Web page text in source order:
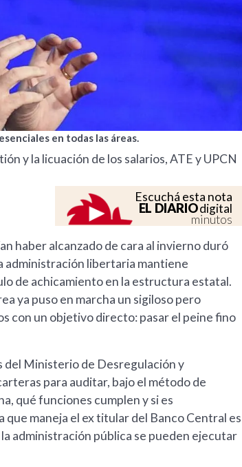
en todas las áreas.
y la licuación de los salarios, ATE y UPCN
Escuchá esta nota
EL DIARIOdigital
minutos
haber alcanzado de cara al invierno duró
administración libertaria mantiene
de achicamiento en la estructura estatal.
ya puso en marcha un sigiloso pero
con un objetivo directo: pasar el peine fino
del Ministerio de Desregulación y
para auditar, bajo el método de
qué funciones cumplen y si es
maneja el ex titular del Banco Central es
administración pública se pueden ejecutar